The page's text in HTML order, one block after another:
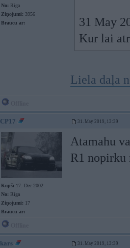
No: Rīga
Ziņojumi: 3956
Braucu ar:
31 May
Kur lai
Liela daļa
CP17 31. May 2019, 13:39
Kopš: 17. Dec 2002
No: Rīga
Ziņojumi: 17
Braucu ar:
Atamahu
R1 nopirku
kars 31. May 2019, 13:39